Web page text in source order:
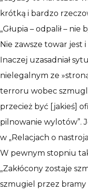
krótką i bardzo
„Głupia – odpalił –
Nie zawsze towar jest i
Inaczej uzasadniał
nielegalnym ze »stroną
terroru wobec
przecież być [jakieś]
pilnowanie wylotów”.
w „Relacjach o
W pewnym stopniu
„Zakłócony zostaje
szmugiel przez bramy